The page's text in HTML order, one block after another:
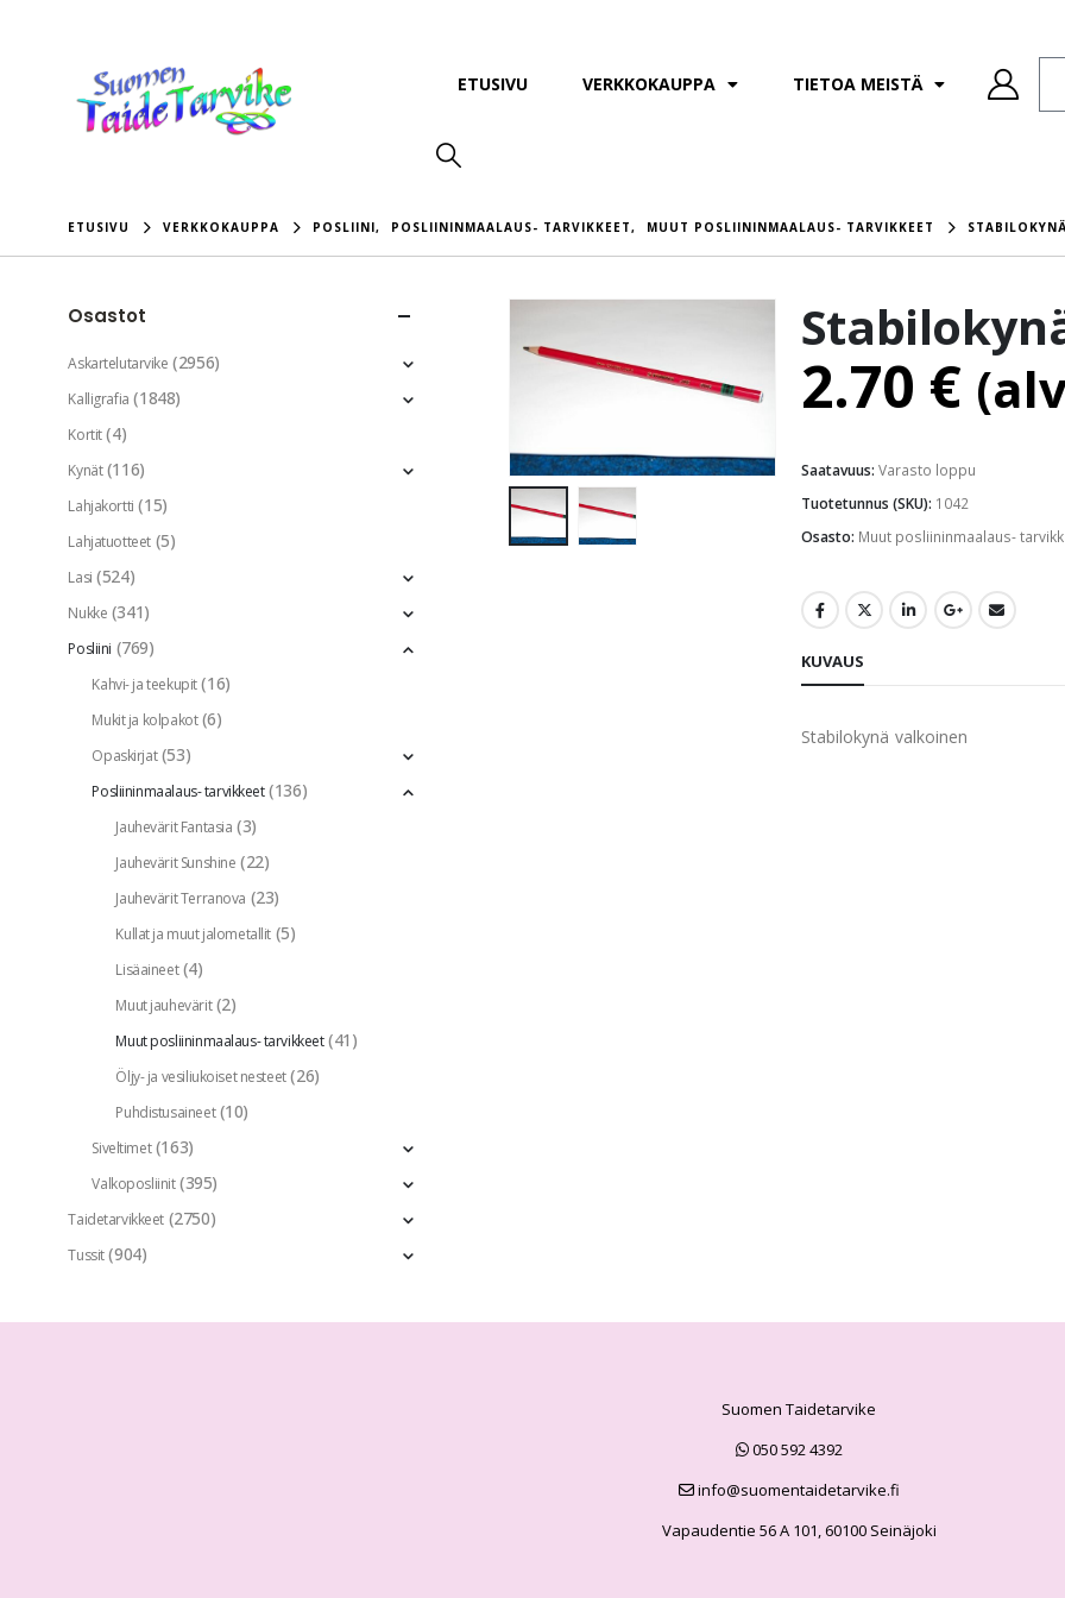
ETUSIVU VERKKOKAUPPA TIETOA MEISTÄ
ETUSIVU VERKKOKAUPPA POSLIINI, POSLIININMAALAUS- TARVIKKEET, MUUT POSLIININMAALAUS- TARVIKKEET
2.70 €
Saatavuus: Varasto loppu
Tuotetunnus (SKU): 1042
Osasto: Muut posliininmaalaus-
KUVAUS
Stabilokynä valkoinen
Osastot
Askartelutarvike (2956)
Kalligrafia (1848)
Kortit (4)
Kynät (116)
Lahjakortti (15)
Lahjatuotteet (5)
Lasi (524)
Nukke (341)
Posliini (769)
Kahvi- ja teekupit (16)
Mukit ja kolpakot (6)
Opaskirjat (53)
Posliininmaalaus- tarvikkeet (136)
Jauhevärit Fantasia (3)
Jauhevärit Sunshine (22)
Jauhevärit Terranova (23)
Kullat ja muut jalometallit (5)
Lisäaineet (4)
Muut jauhevärit (2)
Muut posliininmaalaus- tarvikkeet (41)
Öljy- ja vesiliukoiset nesteet (26)
Puhdistusaineet (10)
Siveltimet (163)
Valkoposliinit (395)
Taidetarvikkeet (2750)
Tussit (904)
Suomen Taidetarvike
050 592 4392
info@suomentaidetarvike.fi
Vapaudentie 56 A 101, 60100 Seinäjoki